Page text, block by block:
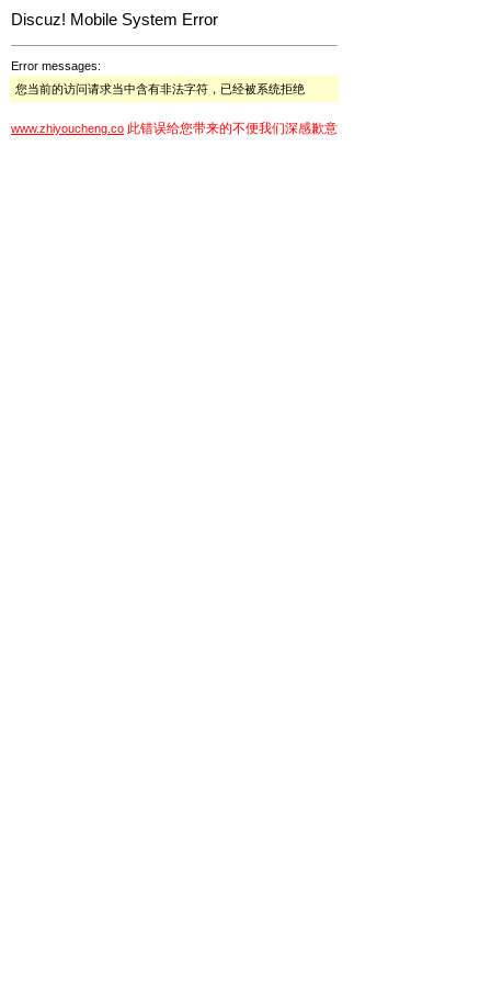
Discuz! Mobile System Error
Error messages:
您当前的访问请求当中含有非法字符，已经被系统拒绝
www.zhiyoucheng.co 此错误给您带来的不便我们深感歉意